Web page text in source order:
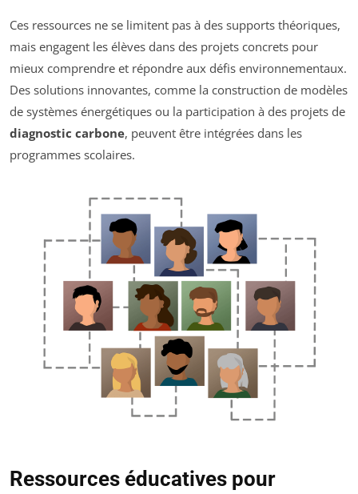
Ces ressources ne se limitent pas à des supports théoriques,
mais engagent les élèves dans des projets concrets pour
mieux comprendre et répondre aux défis environnementaux.
Des solutions innovantes, comme la construction de modèles
de systèmes énergétiques ou la participation à des projets de
diagnostic carbone, peuvent être intégrées dans les
programmes scolaires.
Ressources éducatives pour